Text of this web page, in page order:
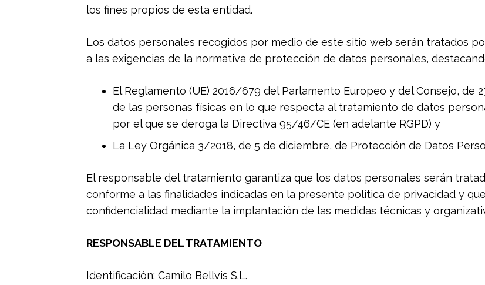
los fines propios de esta entidad.
Los datos personales recogidos por medio de este sitio web serán tratados
a las exigencias de la normativa de protección de datos personales,
El Reglamento (UE) 2016/679 del Parlamento Europeo y del Consejo, de
de las personas físicas en lo que respecta al tratamiento de datos
por el que se deroga la Directiva 95/46/CE (en adelante RGPD) y
La Ley Orgánica 3/2018, de 5 de diciembre, de Protección de Datos
El responsable del tratamiento garantiza que los datos personales serán
conforme a las finalidades indicadas en la presente política de privacidad y
confidencialidad mediante la implantación de las medidas técnicas y
RESPONSABLE DEL TRATAMIENTO
Identificación: Camilo Bellvis S.L.